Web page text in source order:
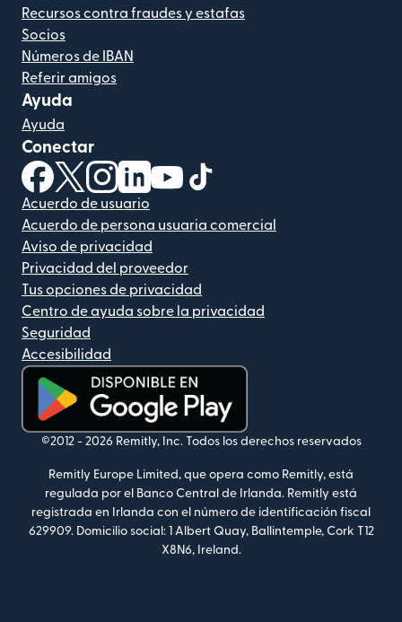
Recursos contra fraudes y estafas
Socios
Números de IBAN
Referir amigos
Ayuda
Ayuda
Conectar
(se abre en una ventana nueva)
(se abre en una ventana nueva)
(se abre en una ventana nueva)
(se abre en una ventana nueva)
(se abre en una ventana nueva)
Acuerdo de usuario
Acuerdo de persona usuaria comercial
Aviso de privacidad
Privacidad del proveedor
Tus opciones de privacidad
Centro de ayuda sobre la privacidad
Seguridad
Accesibilidad
(se abre en una ventana nueva)
©2012 - 2026 Remitly, Inc. Todos los derechos reservados
Remitly Europe Limited, que opera como Remitly, está
regulada por el Banco Central de Irlanda. Remitly está
registrada en Irlanda con el número de identificación fiscal
629909. Domicilio social: 1 Albert Quay, Ballintemple, Cork T12
X8N6, Ireland.